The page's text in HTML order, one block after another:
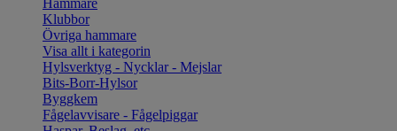
Hammare
Klubbor
Övriga hammare
Visa allt i kategorin
Hylsverktyg - Nycklar - Mejslar
Bits-Borr-Hylsor
Byggkem
Fågelavvisare - Fågelpiggar